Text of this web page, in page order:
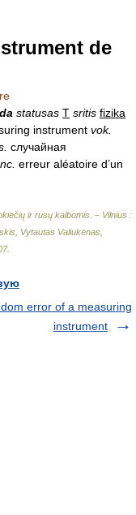
de
statusas T sritis fizika
instrument vok.
случайная
erreur aléatoire d’un
ir rusų kalbomis. – Vilnius :
Vytautas Valiukėnas,
.
error of a measuring
instrument